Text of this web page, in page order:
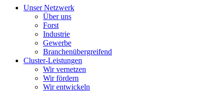
Unser Netzwerk
Über uns
Forst
Industrie
Gewerbe
Branchenübergreifend
Cluster-Leistungen
Wir vernetzen
Wir fördern
Wir entwickeln